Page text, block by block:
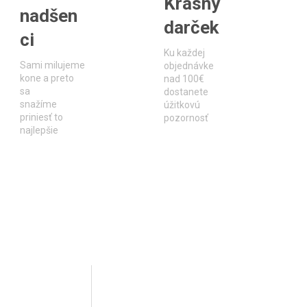
nadšen
ci
Sami milujeme
kone a preto
sa
snažíme
priniesť to
najlepšie
darček
Ku každej
objednávke
nad 100€
dostanete
úžitkovú
pozornosť